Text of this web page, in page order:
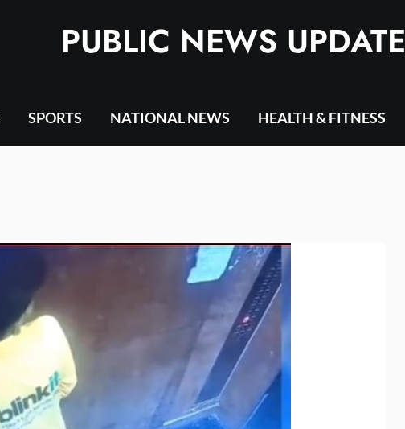
PUBLIC NEWS UPDATE
SPORTS NATIONAL NEWS HEALTH & FITNESS